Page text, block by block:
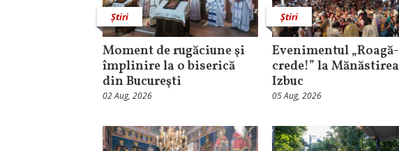
Știri
Moment de rugăciune şi
împlinire la o biserică
din Bucureşti
02 Aug, 2026
Știri
Evenimentul
crede!” la Mănăstirea
Izbuc
05 Aug, 2026